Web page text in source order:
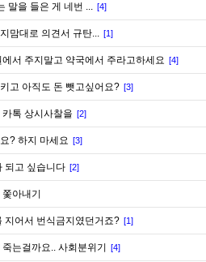
말을 들은 게 네번 ... [4]
맘대로 의견서 규탄... [1]
서 주지말고 약국에서 주라고하세요 [4]
고 아직도 돈 뺏고싶어요? [3]
톡 상시사찰을 [2]
? 하지 마세요 [3]
되고 싶습니다 [2]
아내기
지어서 번식금지였던거죠? [1]
는걸까요.. 사회분위기 [4]